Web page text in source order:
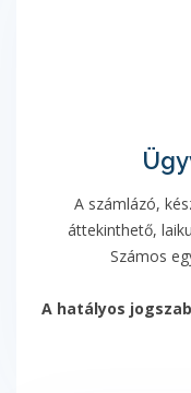
A számlázó,
áttekinthető,
Számos
A hatályos